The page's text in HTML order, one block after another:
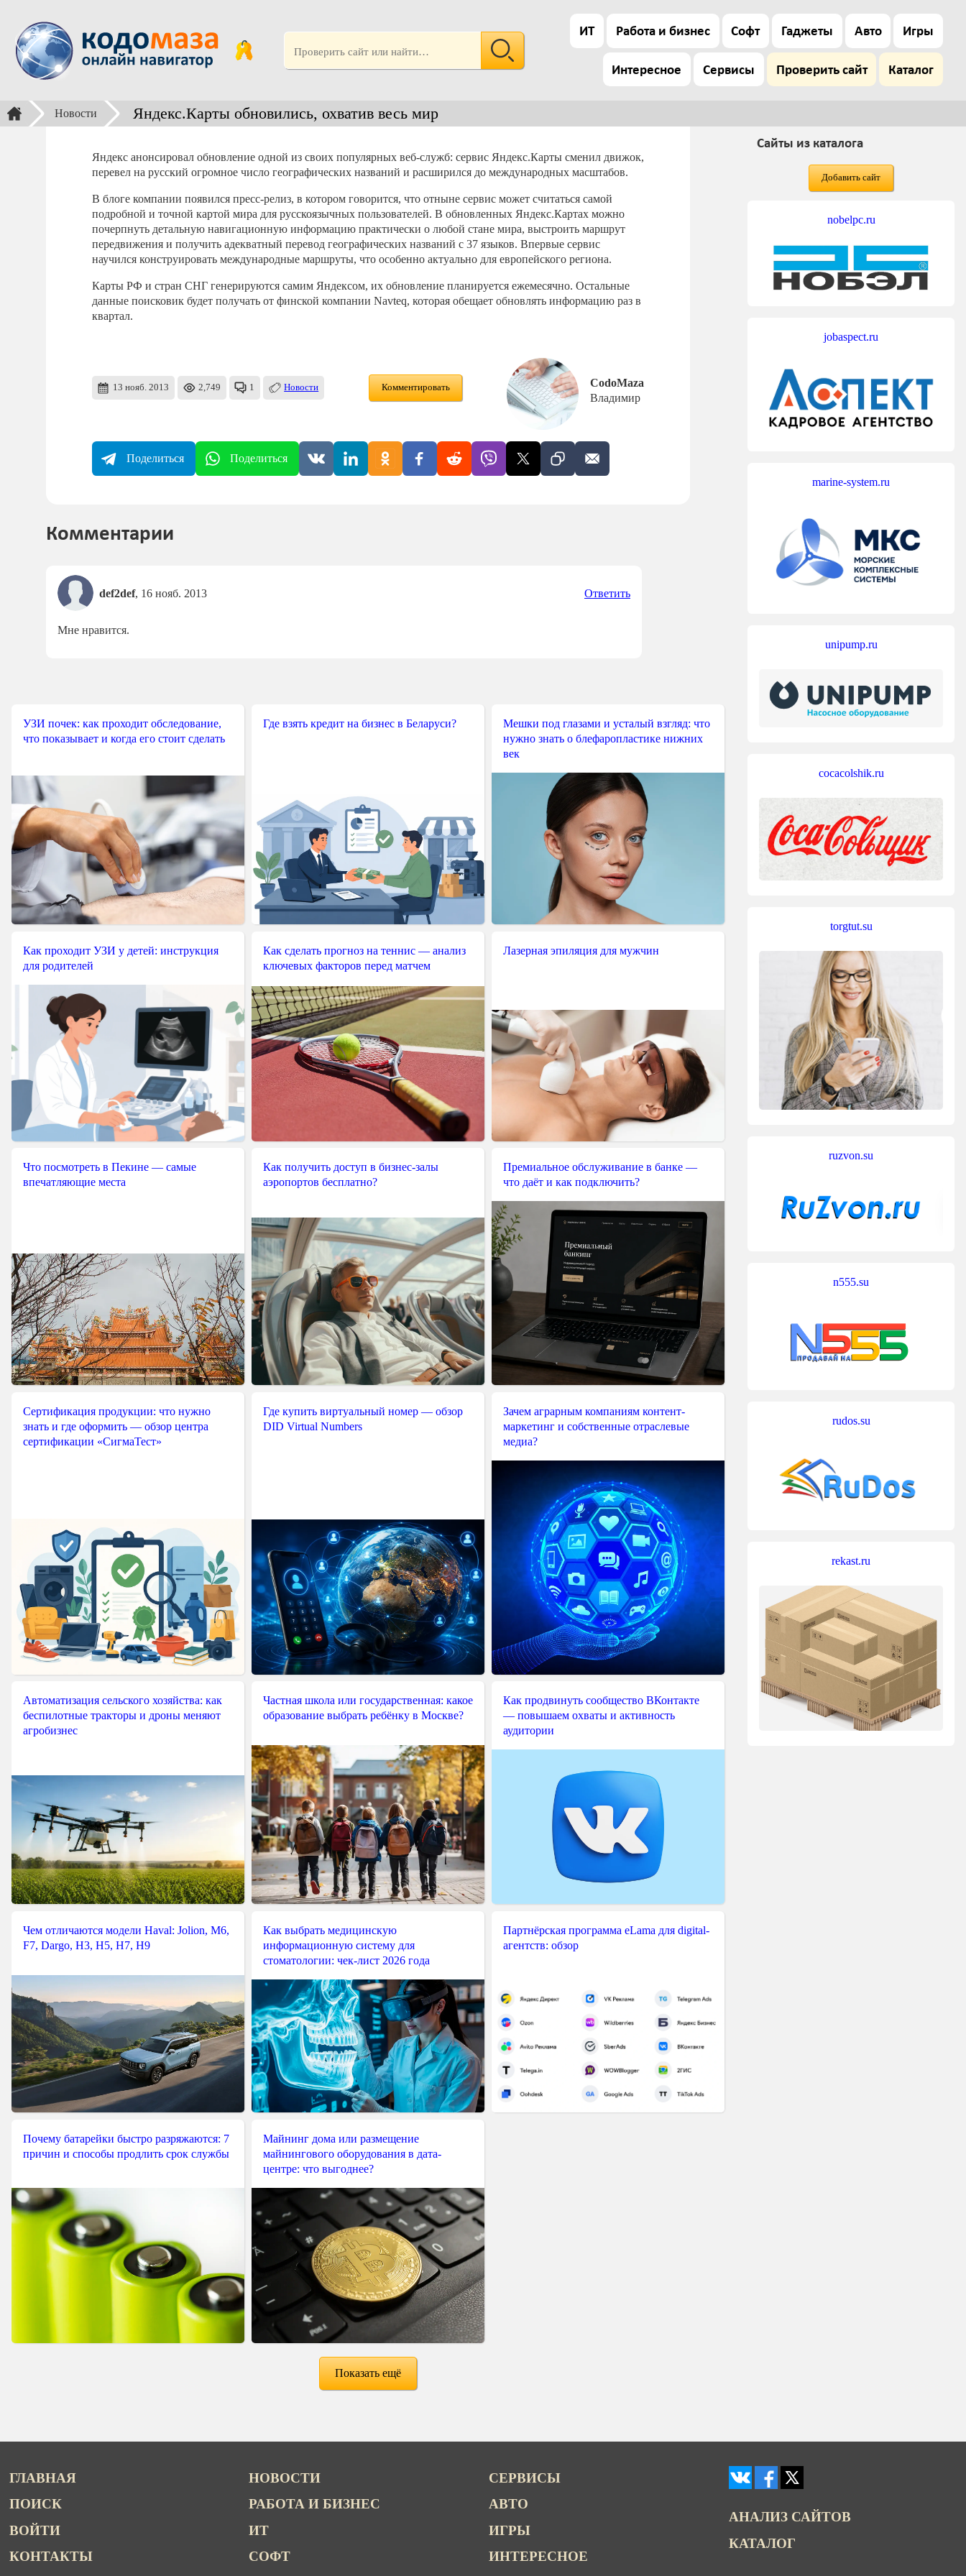
ИТ Работа и бизнес Софт Гаджеты Авто Игры
Интересное Сервисы Проверить сайт Каталог
Новости Яндекс.Карты обновились, охватив весь мир
Яндекс анонсировал обновление одной из своих популярных веб-служб: сервис Яндекс.Карты сменил движок,
перевел на русский огромное число географических названий и расширился до международных масштабов.
В блоге компании появился пресс-релиз, в котором говорится, что отныне сервис может считаться самой
подробной и точной картой мира для русскоязычных пользователей. В обновленных Яндекс.Картах можно
почерпнуть детальную навигационную информацию практически о любой стане мира, выстроить маршрут
передвижения и получить адекватный перевод географических названий с 37 языков. Впервые сервис
научился конструировать международные маршруты, что особенно актуально для европейского региона.
Карты РФ и стран СНГ генерируются самим Яндексом, их обновление планируется ежемесячно. Остальные
данные поисковик будет получать от финской компании Navteq, которая обещает обновлять информацию раз в
квартал.
13 нояб. 2013 2,749 1 Новости Комментировать
CodoMaza
Владимир
Поделиться Поделиться
Комментарии
def2def, 16 нояб. 2013 Ответить
Мне нравится.
УЗИ почек: как проходит обследование,
что показывает и когда его стоит сделать
Где взять кредит на бизнес в Беларуси?
Мешки под глазами и усталый взгляд: что
нужно знать о блефаропластике нижних
век
Как проходит УЗИ у детей: инструкция
для родителей
Как сделать прогноз на теннис — анализ
ключевых факторов перед матчем
Лазерная эпиляция для мужчин
Что посмотреть в Пекине — самые
впечатляющие места
Как получить доступ в бизнес-залы
аэропортов бесплатно?
Премиальное обслуживание в банке —
что даёт и как подключить?
Сертификация продукции: что нужно
знать и где оформить — обзор центра
сертификации «СигмаТест»
Где купить виртуальный номер — обзор
DID Virtual Numbers
Зачем аграрным компаниям контент-
маркетинг и собственные отраслевые
медиа?
Автоматизация сельского хозяйства: как
беспилотные тракторы и дроны меняют
агробизнес
Частная школа или государственная: какое
образование выбрать ребёнку в Москве?
Как продвинуть сообщество ВКонтакте
— повышаем охваты и активность
аудитории
Чем отличаются модели Haval: Jolion, M6,
F7, Dargo, H3, H5, H7, H9
Как выбрать медицинскую
информационную систему для
стоматологии: чек-лист 2026 года
Партнёрская программа eLama для digital-
агентств: обзор
Почему батарейки быстро разряжаются: 7
причин и способы продлить срок службы
Майнинг дома или размещение
майнингового оборудования в дата-
центре: что выгоднее?
Показать ещё
Сайты из каталога
Добавить сайт
nobelpc.ru
jobaspect.ru
marine-system.ru
unipump.ru
cocacolshik.ru
torgtut.su
ruzvon.su
n555.su
rudos.su
rekast.ru
ГЛАВНАЯ
ПОИСК
ВОЙТИ
КОНТАКТЫ
НОВОСТИ
РАБОТА И БИЗНЕС
ИТ
СОФТ
СЕРВИСЫ
АВТО
ИГРЫ
ИНТЕРЕСНОЕ
АНАЛИЗ САЙТОВ
КАТАЛОГ